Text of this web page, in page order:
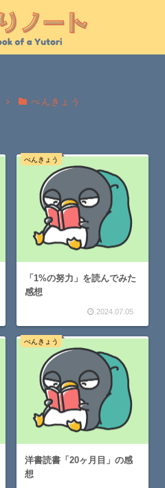
べんきょう
べんきょう
「1%の努力」を読んでみた
感想
2024.07.05
べんきょう
洋書読書「20ヶ月目」の感
想